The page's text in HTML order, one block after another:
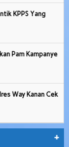
KPPS Yang
Pam Kampanye
Way Kanan Cek
+